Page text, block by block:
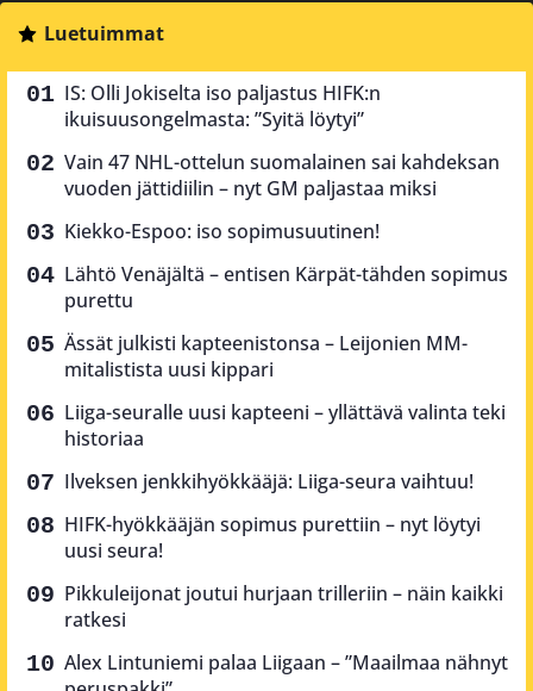
Luetuimmat
IS: Olli Jokiselta iso paljastus HIFK:n
ikuisuusongelmasta: ”Syitä löytyi”
Vain 47 NHL-ottelun suomalainen sai kahdeksan
vuoden jättidiilin – nyt GM paljastaa miksi
Kiekko-Espoo: iso sopimusuutinen!
Lähtö Venäjältä – entisen Kärpät-tähden sopimus
purettu
Ässät julkisti kapteenistonsa – Leijonien MM-
mitalistista uusi kippari
Liiga-seuralle uusi kapteeni – yllättävä valinta teki
historiaa
Ilveksen jenkkihyökkääjä: Liiga-seura vaihtuu!
HIFK-hyökkääjän sopimus purettiin – nyt löytyi
uusi seura!
Pikkuleijonat joutui hurjaan trilleriin – näin kaikki
ratkesi
Alex Lintuniemi palaa Liigaan – ”Maailmaa nähnyt